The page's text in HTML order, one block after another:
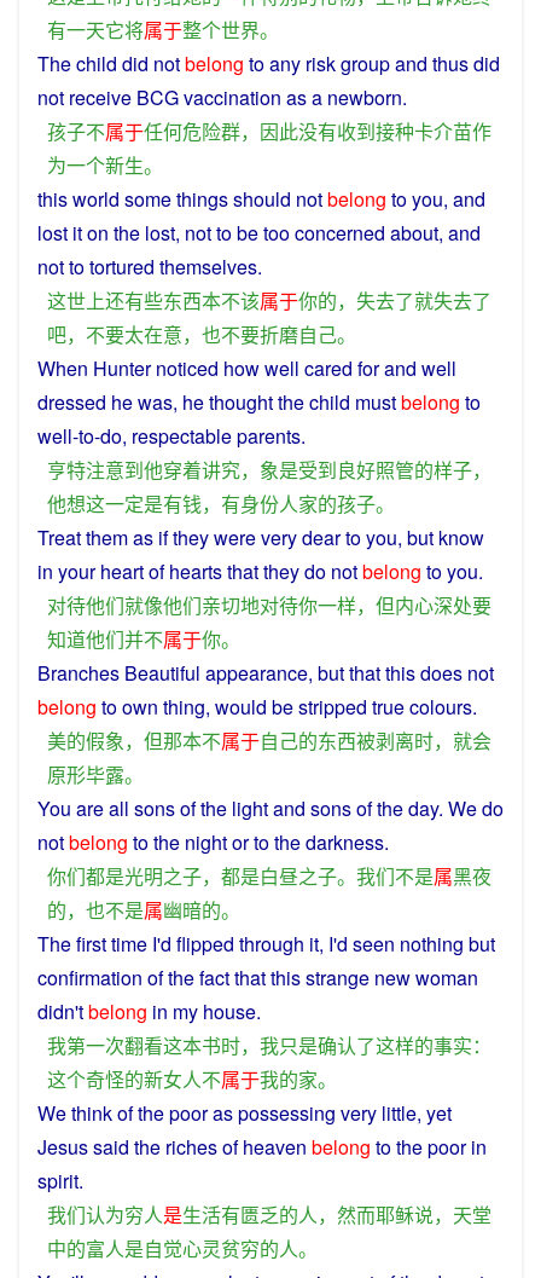
有一天它将属于整个世界。
Thechild did notbelong toany riskgroupand thusdid
not receive BCGvaccination asa newborn.
孩子不属于任何危险群， 因此没有收到接种卡介苗作
为一个新生。
thisworld somethingsshould notbelong toyou, and
lost iton the lost, notto betooconcerned about, and
not totortured themselves.
这世上还有些东西本不该属于你的， 失去了就失去了
吧， 不要太在意， 也不要折磨自己。
When Hunter noticed howwell cared for and well
dressed hewas, hethoughtthechild mustbelong to
well-to-do, respectableparents.
亨特注意到他穿着讲究， 象是受到良好照管的样子，
他想这一定是有钱， 有身份人家的孩子。
Treatthem as iftheywere verydeartoyou, but know
in yourheartof hearts that they do notbelong toyou.
对待他们就像他们亲切地对待你一样， 但内心深处要
知道他们并不属于你。
Branches Beautiful appearance, butthatthisdoes not
belong toown thing, would bestripped truecolours.
美的假象， 但那本不属于自己的东西被剥离时， 就会
原形毕露。
You areall sonsof the lightand sons of theday. Wedo
notbelong to the nightor to thedarkness.
你们都是光明之子， 都是白昼之子。 我们不是属黑夜
的， 也不是属幽暗的。
Thefirsttime I'd flipped through it, I'd seen nothing but
confirmation ofthefactthatthisstrange newwoman
didn'tbelong in my house.
我第一次翻看这本书时， 我只是确认了这样的事实：
这个奇怪的新女人不属于我的家。
Wethinkofthepooraspossessing very little, yet
Jesussaid the richesofheaven belong to thepoorin
spirit.
我们认为穷人是生活有匮乏的人， 然而耶稣说， 天堂
中的富人是自觉心灵贫穷的人。